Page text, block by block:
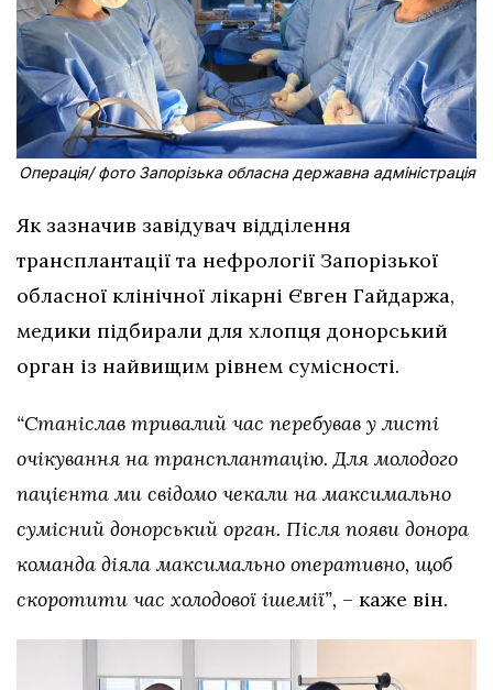
Операція/ фото Запорізька обласна державна адміністрація
Як зазначив завідувач відділення
трансплантації та нефрології Запорізької
обласної клінічної лікарні Євген Гайдаржа,
медики підбирали для хлопця донорський
орган із найвищим рівнем сумісності.
“Станіслав тривалий час перебував у листі
очікування на трансплантацію. Для молодого
пацієнта ми свідомо чекали на максимально
сумісний донорський орган. Після появи донора
команда діяла максимально оперативно, щоб
скоротити час холодової ішемії”, – каже він.